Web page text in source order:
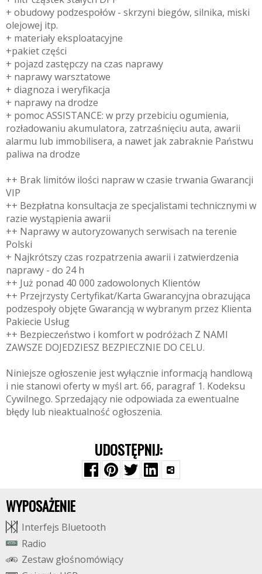
+ obudowy podzespołów - skrzyni biegów, silnika, miski
olejowej itp.
+ materiały eksploatacyjne
+pakiet części
+ pojazd zastępczy na czas naprawy
+ naprawy warsztatowe
+ diagnoza i weryfikacja
+ naprawy na drodze
+ pomoc ASSISTANCE: w przy przebiciu ogumienia,
rozładowaniu akumulatora, zatrzaśnięciu auta, awarii
alarmu lub immobilisera, a nawet jak zabraknie Państwu
paliwa na drodze
++ Brak limitów ilości napraw w czasie trwania Gwarancji
VIP
++ Bezpłatna konsultacja ze specjalistami technicznymi w
razie wystąpienia awarii
++ Naprawy w autoryzowanych serwisach na terenie
Polski
+ Najkrótszy czas rozpatrzenia awarii i zatwierdzenia
naprawy - do 24 h
++ Już ponad 40 000 zadowolonych Klientów
++ Przejrzysty Certyfikat/Karta Gwarancyjna obrazująca
podzespoły objęte Gwarancją w wybranym przez Klienta
Pakiecie Usług
++ Bezpieczeństwo i komfort w podróżach Z NAMI
ZAWSZE DOJEDZIESZ BEZPIECZNIE DO CELU.
Niniejsze ogłoszenie jest wyłącznie informacją handlową
i nie stanowi oferty w myśl art. 66, paragraf 1. Kodeksu
Cywilnego. Sprzedający nie odpowiada za ewentualne
błędy lub nieaktualność ogłoszenia.
UDOSTĘPNIJ:
WYPOSAŻENIE
Interfejs Bluetooth
Radio
Zestaw głośnomówiący